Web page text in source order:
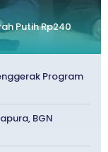
Putih Rp240
Program
BGN